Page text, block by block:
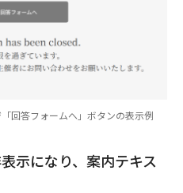
回答フォームへ」ボタンの表示例
示になり、案内テキス